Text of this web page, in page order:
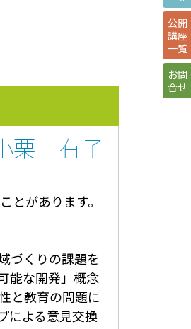
栗 有子
があります。
づくりの課題を
能な開発」概念
と教育の問題に
による意見交換
公開
講座
一覧
お問
合せ